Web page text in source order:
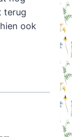
terug
ook